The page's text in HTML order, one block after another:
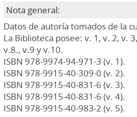
Nota general:
Datos de autoría tomados de la
La Biblioteca posee: v. 1, v. 2, v.
v.8., v.9 y v.10.
ISBN 978-9974-94-971-3 (v. 1).
ISBN 978-9915-40-309-0 (v. 2).
ISBN 978-9915-40-831-6 (v. 3).
ISBN 978-9915-40-831-6 (v. 4).
ISBN 978-9915-40-983-2 (v. 5).